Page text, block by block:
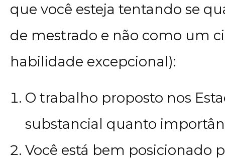
que você esteja tentando se
de mestrado e não como um
habilidade excepcional):
O trabalho proposto nos
substancial quanto
Você está bem posicionado